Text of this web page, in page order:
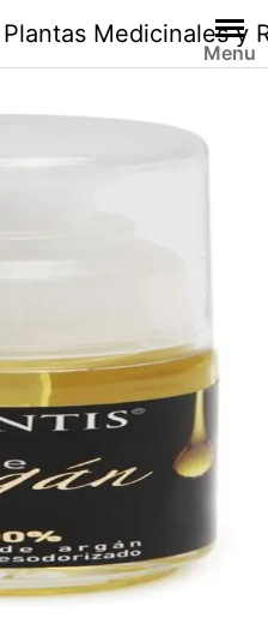
Medicinales y
Menu